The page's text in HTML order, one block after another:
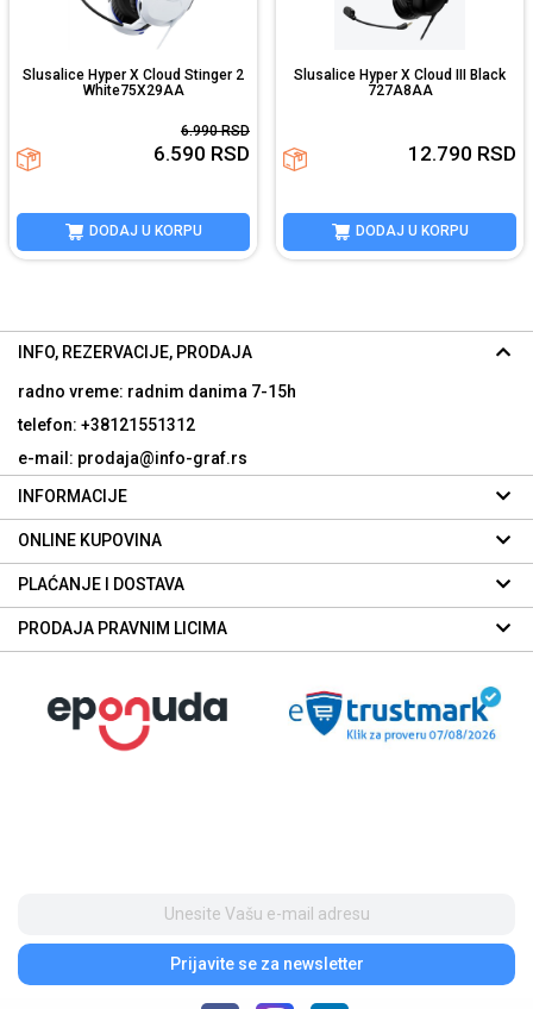
Slusalice Hyper X Cloud Stinger 2
White75X29AA
6.990RSD
6.590 RSD
DODAJ U KORPU
Slusalice Hyper X Cloud III Black
727A8AA
12.790 RSD
DODAJ U KORPU
Prijavite se za newsletter
INFO, REZERVACIJE, PRODAJA
radno vreme: radnim danima 7-15h
telefon: +38121551312
e-mail: prodaja@info-graf.rs
INFORMACIJE
ONLINE KUPOVINA
PLAĆANJE I DOSTAVA
PRODAJA PRAVNIM LICIMA